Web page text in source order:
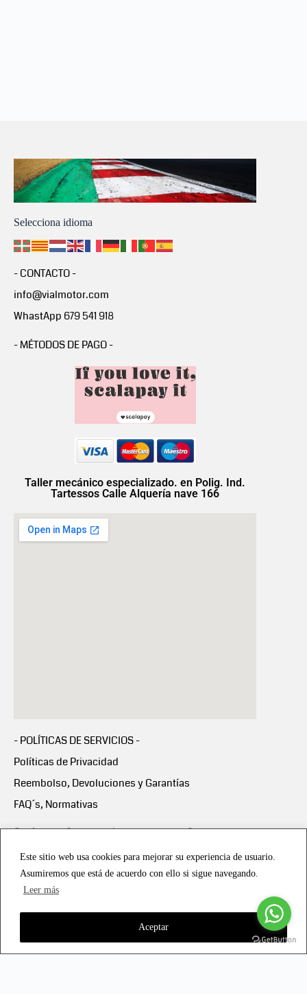
Este sitio web usa cookies para mejorar su experiencia de usuario.
Asumiremos que está de acuerdo con ello si sigue navegando.
Leer más
Aceptar
Selecciona idioma
- CONTACTO -
info@vialmotor.com
WhastApp 679 541 918
- MÉTODOS DE PAGO -
Taller mecánico especializado. en Polig. Ind.
Tartessos Calle Alquería nave 166
- POLÍTICAS DE SERVICIOS -
Políticas de Privacidad
Reembolso, Devoluciones y Garantías
FAQ´s, Normativas
Scalapay:Compra ahora y paga en 3 cuotas
Scalapay Política Privacidad
Copyright © 2021 all rights reserved - Vialmotor